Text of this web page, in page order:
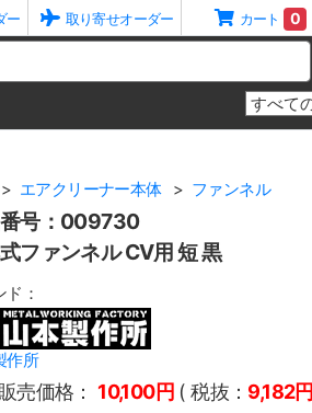
ー 取り寄せオーダー カート 0
エアクリーナー本体 ファンネル
号：009730
ファンネル CV用 短 黒
ド：
作所
売価格： 10,100円 ( 税抜： 9,182円